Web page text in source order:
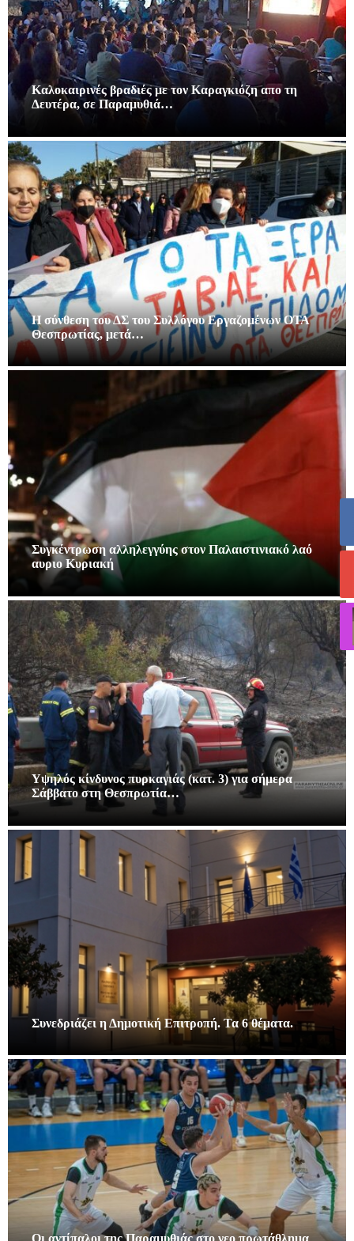
Καλοκαιρινές βραδιές με τον Καραγκιόζη απο τη
Δευτέρα, σε Παραμυθιά…
Η σύνθεση του ΔΣ του Συλλόγου Εργαζομένων ΟΤΑ
Θεσπρωτίας, μετά…
Συγκέντρωση αλληλεγγύης στον Παλαιστινιακό λαό
αυριο Κυριακή
Υψηλός κίνδυνος πυρκαγιάς (κατ. 3) για σήμερα
Σάββατο στη Θεσπρωτία…
Συνεδριάζει η Δημοτική Επιτροπή. Τα 6 θέματα.
Οι αντίπαλοι της Παραμυθιάς στο νεο πρωτάθλημα